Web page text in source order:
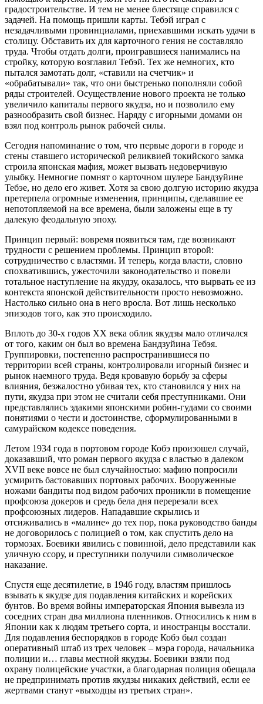
градостроительстве. И тем не менее блестяще справился с
задачей. На помощь пришли карты. Тебэй играл с
незадачливыми провинциалами, приехавшими искать удачи в
столицу. Обставить их для карточного гения не составляло
труда. Чтобы отдать долги, проигравшиеся нанимались на
стройку, которую возглавил Тебэй. Тех же немногих, кто
пытался замотать долг, «ставили на счетчик» и
«обрабатывали» так, что они быстренько пополняли собой
ряды строителей. Осуществление нового проекта не только
увеличило капиталы первого якудза, но и позволило ему
разнообразить свой бизнес. Наряду с игорными домами он
взял под контроль рынок рабочей силы.
Сегодня напоминание о том, что первые дороги в городе и
стены ставшего исторической реликвией токийского замка
строила японская мафия, может вызвать недоверчивую
улыбку. Немногие помнят о карточном шулере Бандзуйине
Тебэе, но дело его живет. Хотя за свою долгую историю якудза
претерпела огромные изменения, принципы, сделавшие ее
непотопляемой на все времена, были заложены еще в ту
далекую феодальную эпоху.
Принцип первый: вовремя появиться там, где возникают
трудности с решением проблемы. Принцип второй:
сотрудничество с властями. И теперь, когда власти, словно
спохватившись, ужесточили законодательство и повели
тотальное наступление на якудзу, оказалось, что вырвать ее из
контекста японской действительности просто невозможно.
Настолько сильно она в него вросла. Вот лишь несколько
эпизодов того, как это происходило.
Вплоть до 30-х годов ХХ века облик якудзы мало отличался
от того, каким он был во времена Бандзуйина Тебэя.
Группировки, постепенно распространившиеся по
территории всей страны, контролировали игорный бизнес и
рынок наемного труда. Ведя кровавую борьбу за сферы
влияния, безжалостно убивая тех, кто становился у них на
пути, якудза при этом не считали себя преступниками. Они
представлялись эдакими японскими робин-гудами со своими
понятиями о чести и достоинстве, сформулированными в
самурайском кодексе поведения.
Летом 1934 года в портовом городе Кобэ произошел случай,
доказавший, что роман первого якудза с властью в далеком
XVII веке вовсе не был случайностью: мафию попросили
усмирить бастовавших портовых рабочих. Вооруженные
ножами бандиты под видом рабочих проникли в помещение
профсоюза докеров и средь бела дня перерезали всех
профсоюзных лидеров. Нападавшие скрылись и
отсиживались в «малине» до тех пор, пока руководство банды
не договорилось с полицией о том, как спустить дело на
тормозах. Боевики явились с повинной, дело представили как
уличную ссору, и преступники получили символическое
наказание.
Спустя еще десятилетие, в 1946 году, властям пришлось
взывать к якудзе для подавления китайских и корейских
бунтов. Во время войны императорская Япония вывезла из
соседних стран два миллиона пленников. Относились к ним в
Японии как к людям третьего сорта, и иностранцы восстали.
Для подавления беспорядков в городе Кобэ был создан
оперативный штаб из трех человек – мэра города, начальника
полиции и… главы местной якудзы. Боевики взяли под
охрану полицейские участки, а благодарная полиция обещала
не предпринимать против якудзы никаких действий, если ее
жертвами станут «выходцы из третьих стран».